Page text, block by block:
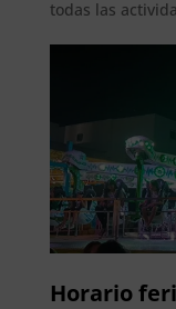
todas las
Horario